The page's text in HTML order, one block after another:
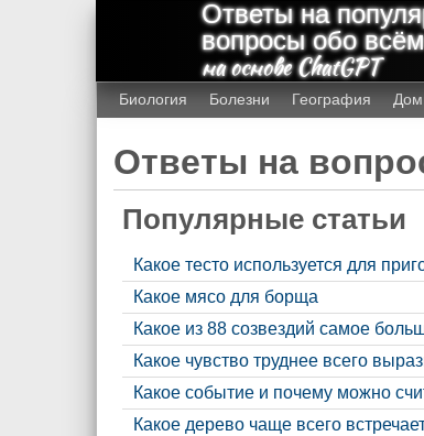
Ответы на
вопросы обо всём
на основе ChatGPT
Биология Болезни География Дом
Ответы на
Популярные статьи
Какое тесто используется для
Какое мясо для борща
Какое из 88 созвездий самое
Какое чувство труднее всего
Какое событие и почему можно
Какое дерево чаще всего